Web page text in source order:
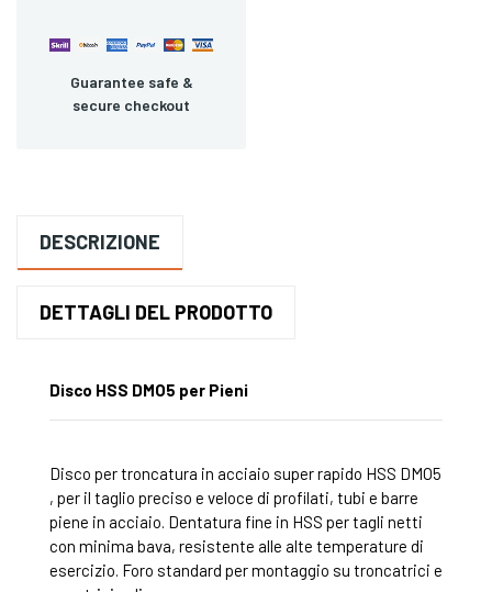
Guarantee safe &
secure checkout
DESCRIZIONE
DETTAGLI DEL PRODOTTO
Disco HSS DMO5 per Pieni
Disco per troncatura in acciaio super rapido HSS DMO5
, per il taglio preciso e veloce di profilati, tubi e barre
piene in acciaio. Dentatura fine in HSS per tagli netti
con minima bava, resistente alle alte temperature di
esercizio. Foro standard per montaggio su troncatrici e